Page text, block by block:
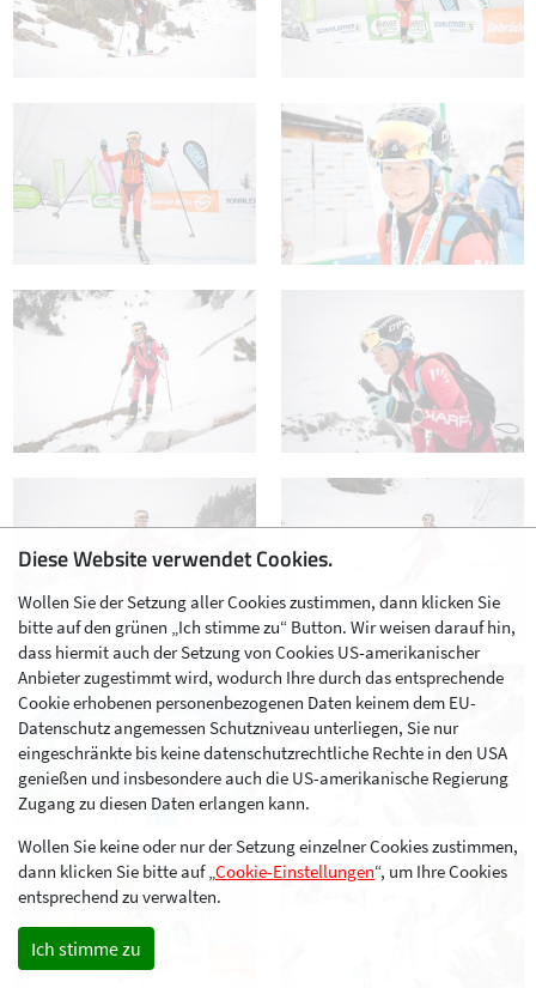
Diese Website verwendet Cookies.
Wollen Sie der Setzung aller Cookies zustimmen, dann klicken Sie
bitte auf den grünen „Ich stimme zu“ Button. Wir weisen darauf hin,
dass hiermit auch der Setzung von Cookies US-amerikanischer
Anbieter zugestimmt wird, wodurch Ihre durch das entsprechende
Cookie erhobenen personenbezogenen Daten keinem dem EU-
Datenschutz angemessen Schutzniveau unterliegen, Sie nur
eingeschränkte bis keine datenschutzrechtliche Rechte in den USA
genießen und insbesondere auch die US-amerikanische Regierung
Zugang zu diesen Daten erlangen kann.
Wollen Sie keine oder nur der Setzung einzelner Cookies zustimmen,
dann klicken Sie bitte auf „Cookie-Einstellungen“, um Ihre Cookies
entsprechend zu verwalten.
Ich stimme zu